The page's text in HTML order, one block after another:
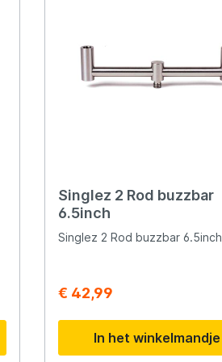
Singlez 2 Rod buzzbar
6.5inch
Singlez 2 Rod buzzbar 6.5inch
€ 42,99
In het winkelmandje